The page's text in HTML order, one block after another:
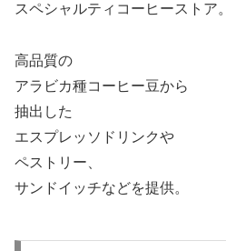
スペシャルティコーヒーストア。
高品質の
アラビカ種コーヒー豆から
抽出した
エスプレッソドリンクや
ペストリー、
サンドイッチなどを提供。